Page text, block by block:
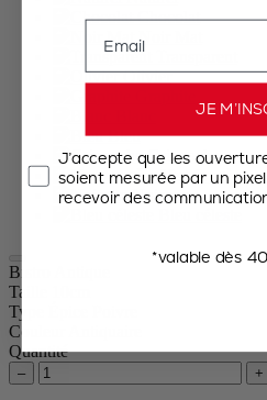
Chocolat
Noir Mat
Olivier
Bleu
Gris roche
Vert fougère
Noisette
Bistro Antique
Taille
Type Épice
Couleur
Quantité
– +
JE
J’accepte que les
soient mesurée par un
recevoir des
*valable dès